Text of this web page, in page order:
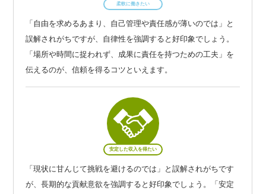
柔軟に働きたい
「自由を求めるあまり、自己管理や責任感が薄いのでは」と
誤解されがちですが、自律性を強調すると好印象でしょう。
「場所や時間に捉われず、成果に責任を持つための工夫」を
伝えるのが、信頼を得るコツといえます。
安定した収入を得たい
「現状に甘んじて挑戦を避けるのでは」と誤解されがちです
が、長期的な貢献意欲を強調すると好印象でしょう。「安定